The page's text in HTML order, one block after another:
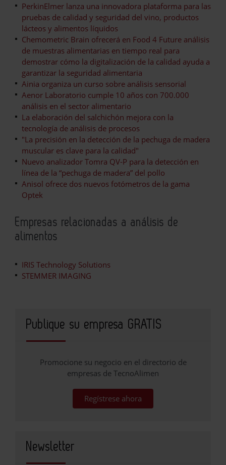
PerkinElmer lanza una innovadora plataforma para las
pruebas de calidad y seguridad del vino, productos
lácteos y alimentos líquidos
Chemometric Brain ofrecerá en Food 4 Future análisis
de muestras alimentarias en tiempo real para
demostrar cómo la digitalización de la calidad ayuda a
garantizar la seguridad alimentaria
Ainia organiza un curso sobre análisis sensorial
Aenor Laboratorio cumple 10 años con 700.000
análisis en el sector alimentario
La elaboración del salchichón mejora con la
tecnología de análisis de procesos
"La precisión en la detección de la pechuga de madera
muscular es clave para la calidad"
Nuevo analizador Tomra QV-P para la detección en
línea de la “pechuga de madera” del pollo
Anisol ofrece dos nuevos fotómetros de la gama
Optek
Empresas relacionadas a análisis de
alimentos
IRIS Technology Solutions
STEMMER IMAGING
Publique su empresa GRATIS
Promocione su negocio en el directorio de
empresas de TecnoAlimen
Regístrese ahora
Newsletter